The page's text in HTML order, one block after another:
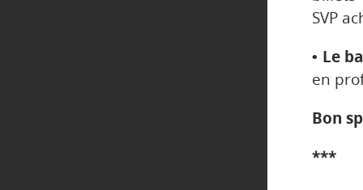
SVP
• Le
en
Bon
***